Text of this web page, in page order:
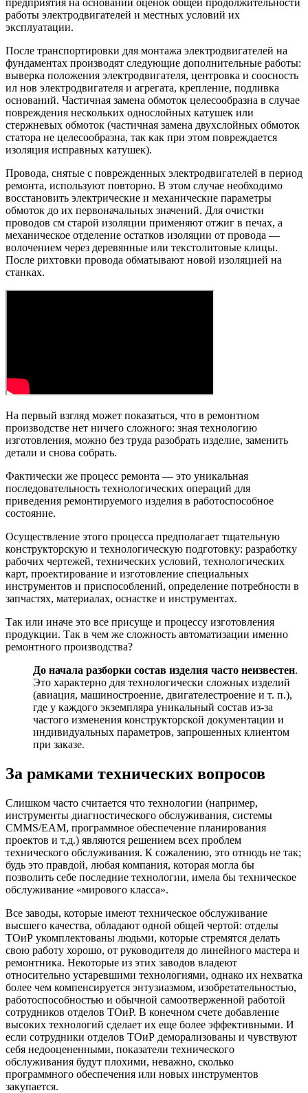
предприятия на основании оценок общей продолжительности
работы электродвигателей и местных условий их
эксплуатации.
После транспортировки для монтажа электродвигателей на
фундаментах производят следующие дополнительные работы:
выверка положения электродвигателя, центровка и соосность
ил нов электродвигателя и агрегата, крепление, подливка
оснований. Частичная замена обмоток целесообразна в случае
повреждения нескольких однослойных катушек или
стержневых обмоток (частичная замена двухслойных обмоток
статора не целесообразна, так как при этом повреждается
изоляция исправных катушек).
Провода, снятые с поврежденных электродвигателей в период
ремонта, используют повторно. В этом случае необходимо
восстановить электрические и механические параметры
обмоток до их первоначальных значений. Для очистки
проводов см старой изоляции применяют отжиг в печах, а
механическое отделение остатков изоляции от провода —
волочением через деревянные или текстолитовые клицы.
После рихтовки провода обматывают новой изоляцией на
станках.
На первый взгляд может показаться, что в ремонтном
производстве нет ничего сложного: зная технологию
изготовления, можно без труда разобрать изделие, заменить
детали и снова собрать.
Фактически же процесс ремонта — это уникальная
последовательность технологических операций для
приведения ремонтируемого изделия в работоспособное
состояние.
Осуществление этого процесса предполагает тщательную
конструкторскую и технологическую подготовку: разработку
рабочих чертежей, технических условий, технологических
карт, проектирование и изготовление специальных
инструментов и приспособлений, определение потребности в
запчастях, материалах, оснастке и инструментах.
Так или иначе это все присуще и процессу изготовления
продукции. Так в чем же сложность автоматизации именно
ремонтного производства?
До начала разборки состав изделия часто неизвестен.
Это характерно для технологически сложных изделий
(авиация, машиностроение, двигателестроение и т. п.),
где у каждого экземпляра уникальный состав из-за
частого изменения конструкторской документации и
индивидуальных параметров, запрошенных клиентом
при заказе.
За рамками технических вопросов
Слишком часто считается что технологии (например,
инструменты диагностического обслуживания, системы
CMMS/EAM, программное обеспечение планирования
проектов и т.д.) являются решением всех проблем
технического обслуживания. К сожалению, это отнюдь не так;
будь это правдой, любая компания, которая могла бы
позволить себе последние технологии, имела бы техническое
обслуживание «мирового класса».
Все заводы, которые имеют техническое обслуживание
высшего качества, обладают одной общей чертой: отделы
ТОиР укомплектованы людьми, которые стремятся делать
свою работу хорошо, от руководителя до линейного мастера и
ремонтника. Некоторые из этих заводов владеют
относительно устаревшими технологиями, однако их нехватка
более чем компенсируется энтузиазмом, изобретательностью,
работоспособностью и обычной самоотверженной работой
сотрудников отделов ТОиР. В конечном счете добавление
высоких технологий сделает их еще более эффективными. И
если сотрудники отделов ТОиР деморализованы и чувствуют
себя недооцененными, показатели технического
обслуживания будут плохими, неважно, сколько
программного обеспечения или новых инструментов
закупается.